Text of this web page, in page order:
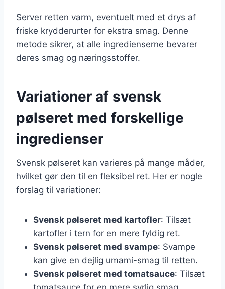
Server retten varm, eventuelt med et drys af
friske krydderurter for ekstra smag. Denne
metode sikrer, at alle ingredienserne bevarer
deres smag og næringsstoffer.
Variationer af svensk
pølseret med forskellige
ingredienser
Svensk pølseret kan varieres på mange måder,
hvilket gør den til en fleksibel ret. Her er nogle
forslag til variationer:
Svensk pølseret med kartofler: Tilsæt
kartofler i tern for en mere fyldig ret.
Svensk pølseret med svampe: Svampe
kan give en dejlig umami-smag til retten.
Svensk pølseret med tomatsauce: Tilsæt